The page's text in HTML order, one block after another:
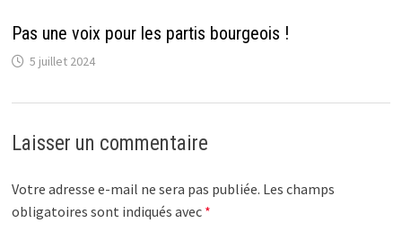
Pas une voix pour les partis bourgeois !
5 juillet 2024
Laisser un commentaire
Votre adresse e-mail ne sera pas publiée. Les champs
obligatoires sont indiqués avec *